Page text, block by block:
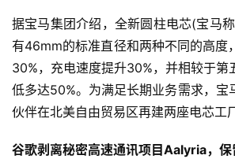
据宝马集团介绍，全新圆柱电芯(宝马
有46mm的标准直径和两种不同的高度
30%，充电速度提升30%，并相较于第
低多达50%。为满足长期业务需求，宝
伙伴在北美自由贸易区再建两座电芯工厂
谷歌剥离秘密高速通讯项目Aalyria，保